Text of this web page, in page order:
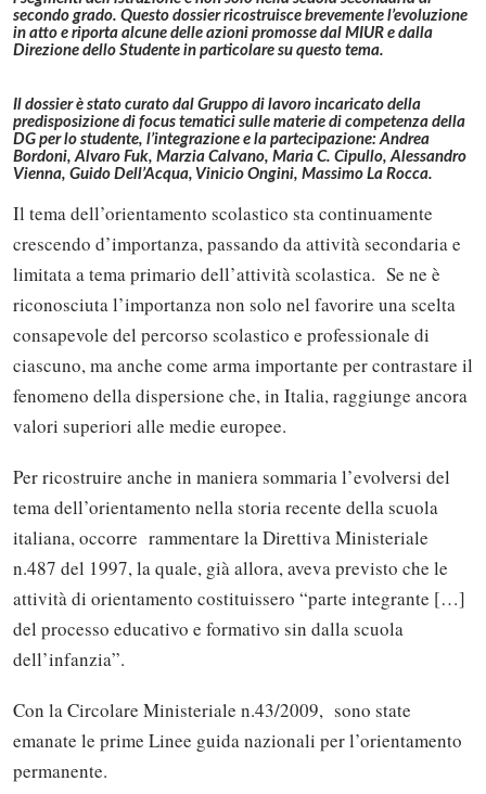
secondo grado. Questo dossier ricostruisce brevemente l’evoluzione
in atto e riporta alcune delle azioni promosse dal MIUR e dalla
Direzione dello Studente in particolare su questo tema.
Il dossier è stato curato dal Gruppo di lavoro incaricato della
predisposizione di focus tematici sulle materie di competenza della
DG per lo studente, l’integrazione e la partecipazione: Andrea
Bordoni, Alvaro Fuk, Marzia Calvano, Maria C. Cipullo, Alessandro
Vienna, Guido Dell’Acqua, Vinicio Ongini, Massimo La Rocca.
Il tema dell’orientamento scolastico sta continuamente
crescendo d’importanza, passando da attività secondaria e
limitata a tema primario dell’attività scolastica. Se ne è
riconosciuta l’importanza non solo nel favorire una scelta
consapevole del percorso scolastico e professionale di
ciascuno, ma anche come arma importante per contrastare il
fenomeno della dispersione che, in Italia, raggiunge ancora
valori superiori alle medie europee.
Per ricostruire anche in maniera sommaria l’evolversi del
tema dell’orientamento nella storia recente della scuola
italiana, occorre rammentare la Direttiva Ministeriale
n.487 del 1997, la quale, già allora, aveva previsto che le
attività di orientamento costituissero “parte integrante […]
del processo educativo e formativo sin dalla scuola
dell’infanzia”.
Con la Circolare Ministeriale n.43/2009, sono state
emanate le prime Linee guida nazionali per l’orientamento
permanente.